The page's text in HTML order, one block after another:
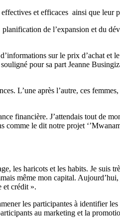
et efficaces ainsi que leur
de l’expansion et du
sur le prix d’achat et
pour sa part Jeanne
L’une après l’autre, ces
financière. J’attendais tout de
le dit notre projet
les haricots et les habits. Je suis
même mon capital.
et crédit ».
les participantes à identifier
au marketing et la